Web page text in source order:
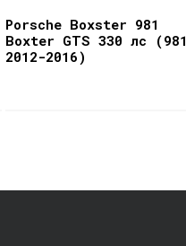
Porsche Boxster 981
Boxter GTS 330 лс (981
2012-2016)